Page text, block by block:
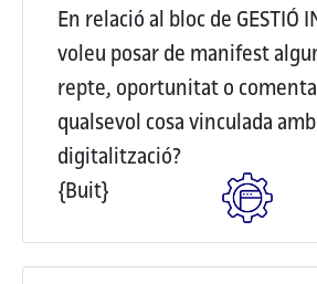
En relació al bloc de GESTIÓ
voleu posar de manifest
repte, oportunitat o
qualsevol cosa vinculada
digitalització?
{Buit}